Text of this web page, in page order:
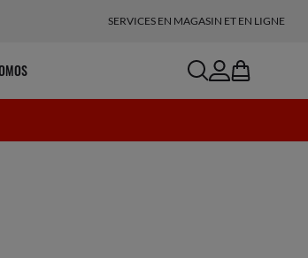
SERVICES EN MAGASIN ET EN LIGNE
searchaccount
bag